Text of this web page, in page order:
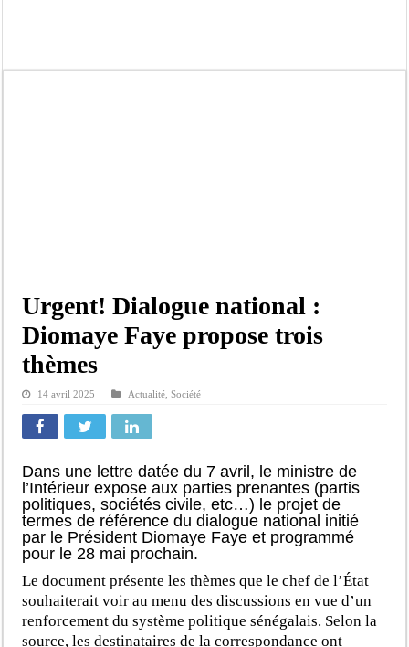
Urgent! Dialogue national :
Diomaye Faye propose trois
thèmes
14 avril 2025 Actualité ,Société
Dans une lettre datée du 7 avril, le ministre de
l’Intérieur expose aux parties prenantes (partis
politiques, sociétés civile, etc…) le projet de
termes de référence du dialogue national initié
par le Président Diomaye Faye et programmé
pour le 28 mai prochain.
Le document présente les thèmes que le chef de l’État
souhaiterait voir au menu des discussions en vue d’un
renforcement du système politique sénégalais. Selon la
source, les destinataires de la correspondance ont